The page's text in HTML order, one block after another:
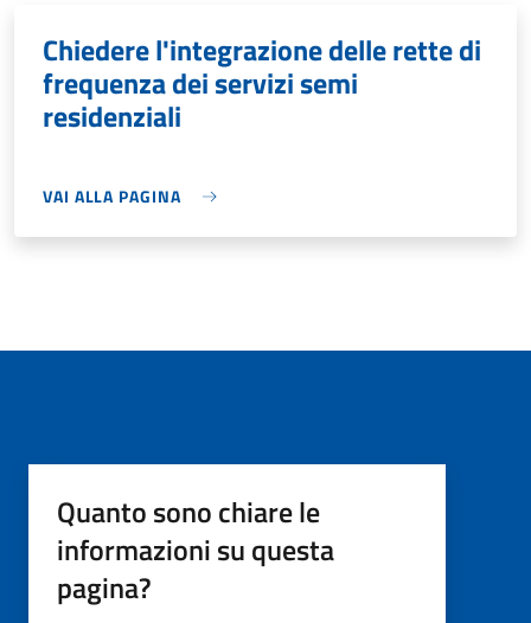
Chiedere l'integrazione delle rette di
frequenza dei servizi semi
residenziali
VAI ALLA PAGINA
Quanto sono chiare le
informazioni su questa
pagina?